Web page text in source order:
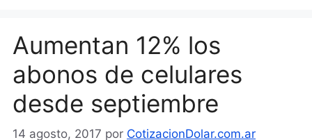
Aumentan 12% los
abonos de celulares
desde septiembre
14 agosto, 2017 por CotizacionDolar.com.ar